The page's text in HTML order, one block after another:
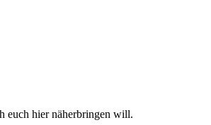
euch hier näherbringen will.